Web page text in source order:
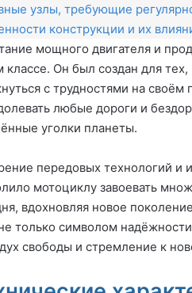
узлы, требующие
конструкции и их
мощного двигателя и
классе. Он был создан для
с трудностями на
любые дороги и
уголки планеты.
передовых технологий и
мотоциклу завоевать
вдохновляя новое
только символом
свободы и стремление к